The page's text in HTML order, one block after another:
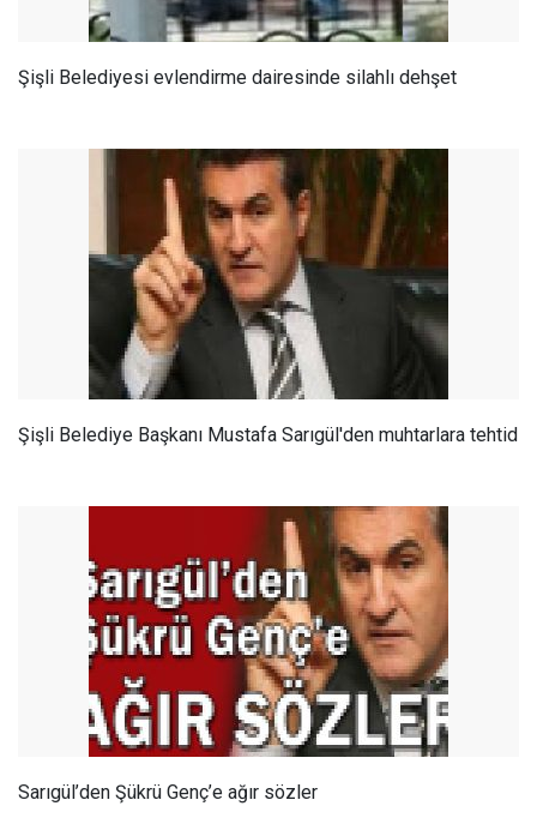
Şişli Belediyesi evlendirme dairesinde silahlı dehşet
Şişli Belediye Başkanı Mustafa Sarıgül'den muhtarlara tehtid
Sarıgül’den Şükrü Genç’e ağır sözler